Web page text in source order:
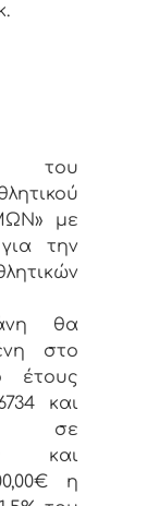
του
με
την
θα
στο
έτους
και
σε
και
η